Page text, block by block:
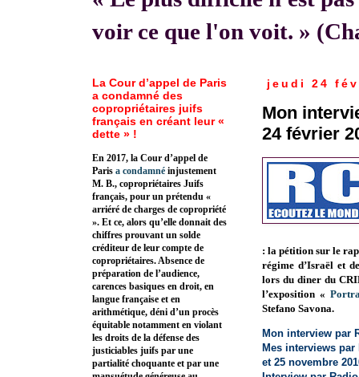
voir ce que l'on voit. »
jeudi 24
Mon
24 février
: la pétition sur le
régime d’Israël et
lors du diner du
l’exposition «
Stefano Savona.
Mon interview par
Mes interviews
et 25 novembre
La Cour d’appel de Paris
a condamné des
copropriétaires juifs
français en créant leur «
dette » !
En 2017, la Cour d’appel de
Paris a condamné injustement
M. B., copropriétaires Juifs
français, pour un prétendu «
arriéré de charges de copropriété
». Et ce, alors qu’elle donnait des
chiffres prouvant un solde
créditeur de leur compte de
copropriétaires. Absence de
préparation de l’audience,
carences basiques en droit, en
langue française et en
arithmétique, déni d’un procès
équitable notamment en violant
les droits de la défense des
justiciables juifs par une
partialité choquante et par une